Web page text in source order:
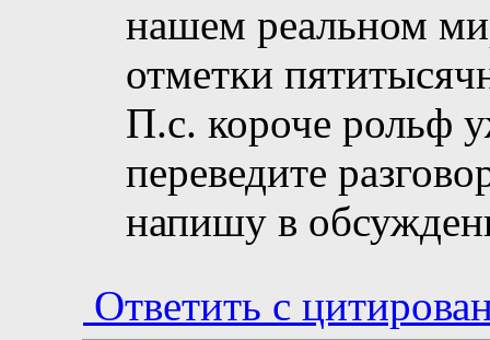
нашем реальном
отметки
П.с. короче рольф
переведите
напишу в
Ответить с